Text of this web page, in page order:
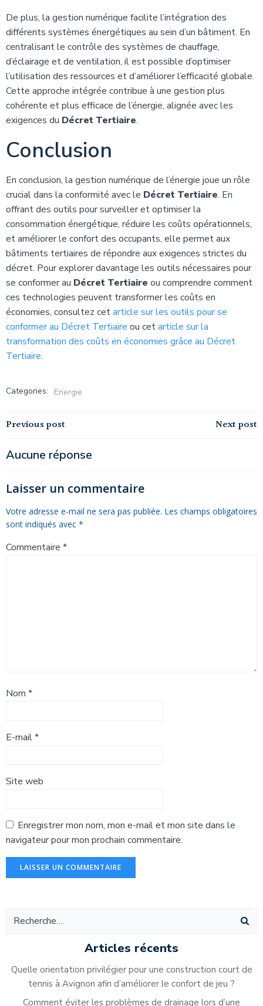
De plus, la gestion numérique facilite l’intégration des
différents systèmes énergétiques au sein d’un bâtiment. En
centralisant le contrôle des systèmes de chauffage,
d’éclairage et de ventilation, il est possible d’optimiser
l’utilisation des ressources et d’améliorer l’efficacité globale.
Cette approche intégrée contribue à une gestion plus
cohérente et plus efficace de l’énergie, alignée avec les
exigences du Décret Tertiaire.
Conclusion
En conclusion, la gestion numérique de l’énergie joue un rôle
crucial dans la conformité avec le Décret Tertiaire. En
offrant des outils pour surveiller et optimiser la
consommation énergétique, réduire les coûts opérationnels,
et améliorer le confort des occupants, elle permet aux
bâtiments tertiaires de répondre aux exigences strictes du
décret. Pour explorer davantage les outils nécessaires pour
se conformer au Décret Tertiaire ou comprendre comment
ces technologies peuvent transformer les coûts en
économies, consultez cetarticle sur les outils pour se
conformer au Décret Tertiaire ou cetarticle sur la
transformation des coûts en économies grâce au Décret
Tertiaire.
Categories: Energie
Navigation
de
l’article
Previous post Navigation
l’article
Next post
Aucune réponse
Laisser un commentaire
Votre adresse e-mail ne sera pas publiée. Les champs obligatoires
sont indiqués avec *
Commentaire *
Nom *
E-mail*
Site web
Enregistrer mon nom, mon e-mail et mon site dans le
navigateur pour mon prochain commentaire.
Articles récents
Quelle orientation privilégier pour une construction court de
tennis à Avignon afin d’améliorer le confort de jeu ?
Comment éviter les problèmes de drainage lors d’une